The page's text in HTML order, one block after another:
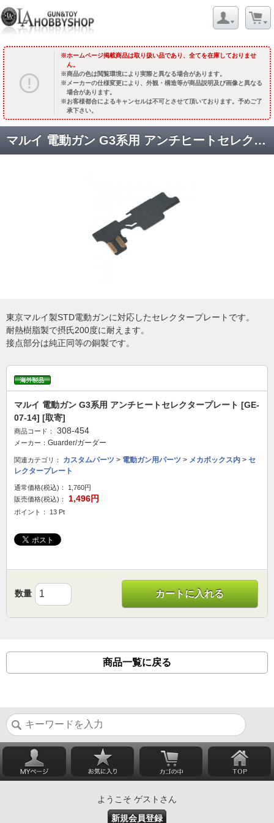
ホームページ掲載商品は取り扱い品であり、全てを在庫しておりませ
ん。
商品の色は閲覧環境により実際と異なる場合があります。
メーカーの仕様変更により、外観・構造等が商品説明及び画像と異なる
場合があります。
お客様都合によるキャンセルは不可とさせて頂いております。予めご了
承下さい。
マルイ 電動ガン G3系用 アンチヒートセレクタープレート [GE-07-14] [取寄]
東京マルイ製STD電動ガンに対応したセレクタープレートです。
耐熱樹脂製で摂氏200度に耐えます。
接点部分は純正同等の銅製です。
マルイ 電動ガン G3系用 アンチヒートセレクタープレート [GE-
07-14] [取寄]
商品コード： 308-454
メーカー： Guarder/ガーダー
関連カテゴリ： カスタムパーツ > 電動ガン用パーツ > メカボックス内 > セ
レクタープレート
通常価格(税込)：
1,760円
販売価格(税込)：
1,496円
ポイント： 13 Pt
数量 カートに入れる
商品一覧に戻る
ようこそ ゲストさん
新規会員登録